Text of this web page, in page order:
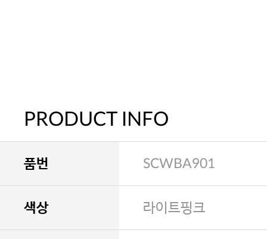
PRODUCT INFO
품번 SCWBA901
색상 라이트핑크